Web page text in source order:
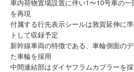
新規会員登録
会員ランクについて
車内荷物置場設置に伴い1〜10号車の
を再現
付属する行先表示シールは敦賀延伸に
トして収録予定
新幹線車両の特徴である、車輪側面の
た車輪を採用
中間連結部はダイヤフラムカプラーを